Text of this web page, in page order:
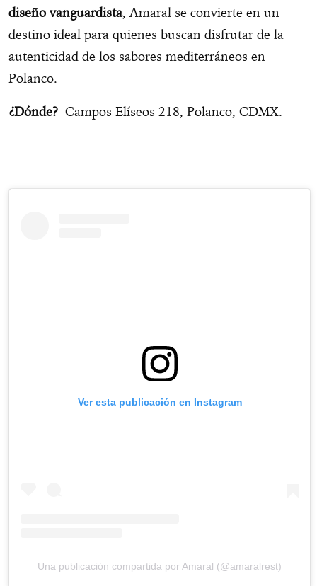
diseño vanguardista, Amaral se convierte en un
destino ideal para quienes buscan disfrutar de la
autenticidad de los sabores mediterráneos en
Polanco.
¿Dónde? Campos Elíseos 218, Polanco, CDMX.
Ver esta publicación en Instagram
Una publicación compartida por Amaral (@amaralrest)